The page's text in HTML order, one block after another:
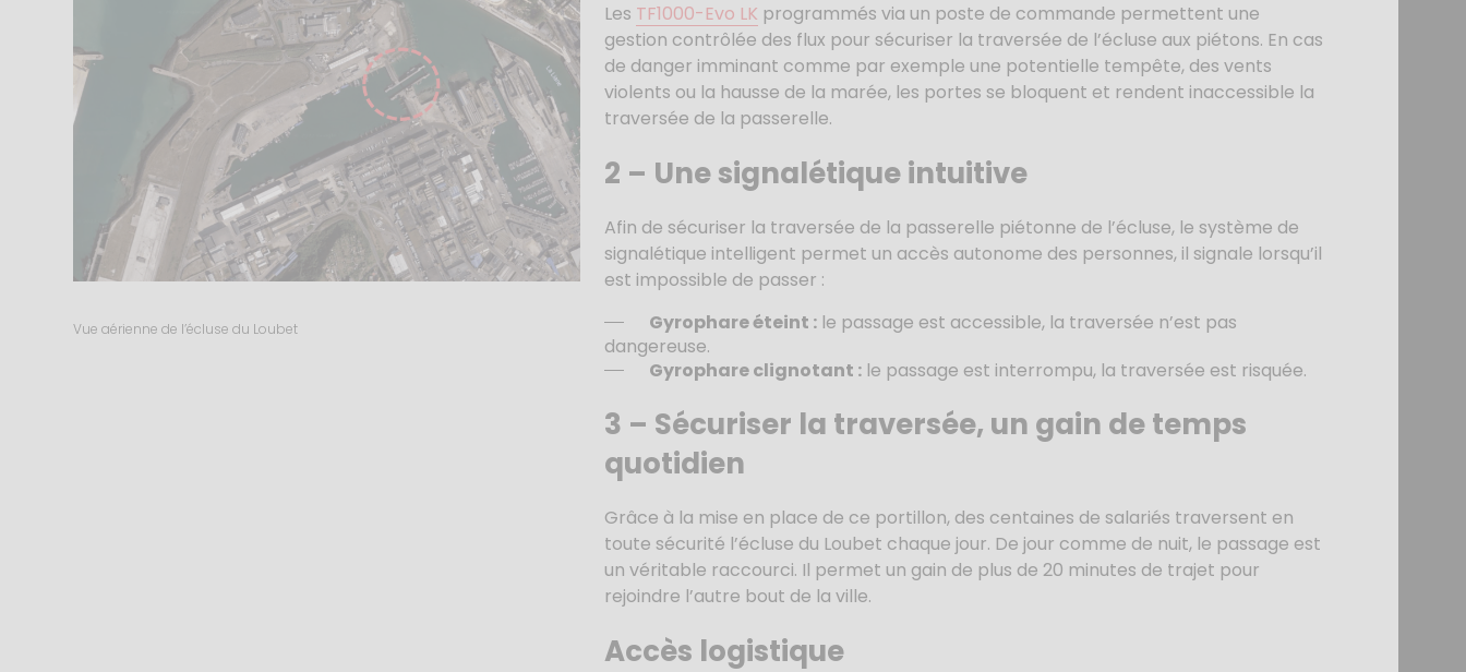
Vue aérienne de l’écluse du Loubet
Les TF1000-Evo LK programmés via un poste de commande permettent une
gestion contrôlée des flux pour sécuriser la traversée de l’écluse aux piétons. En cas
de danger imminant comme par exemple une potentielle tempête, des vents
violents ou la hausse de la marée, les portes se bloquent et rendent inaccessible la
traversée de la passerelle.
2 – Une signalétique intuitive
Afin de sécuriser la traversée de la passerelle piétonne de l’écluse, le système de
signalétique intelligent permet un accès autonome des personnes, il signale lorsqu’il
est impossible de passer :
Gyrophare éteint : le passage est accessible, la traversée n’est pas
dangereuse.
Gyrophare clignotant : le passage est interrompu, la traversée est risquée.
3 – Sécuriser la traversée, un gain de temps
quotidien
Grâce à la mise en place de ce portillon, des centaines de salariés traversent en
toute sécurité l’écluse du Loubet chaque jour. De jour comme de nuit, le passage est
un véritable raccourci. Il permet un gain de plus de 20 minutes de trajet pour
rejoindre l’autre bout de la ville.
Accès logistique